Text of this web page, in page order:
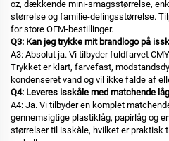
oz, dækkende mini-smagsstørrelse,
størrelse og familie-delingsstørrelse.
for store OEM-bestillinger.
Q3: Kan jeg trykke mit brandlogo på
A3: Absolut ja. Vi tilbyder fuldfarvet
Trykket er klart, farvefast,
kondenseret vand og vil ikke falde af
Q4: Leveres isskåle med matchende
A4: Ja. Vi tilbyder en komplet
gennemsigtige plastiklåg, papirlåg og
størrelser til isskåle, hvilket er praktisk